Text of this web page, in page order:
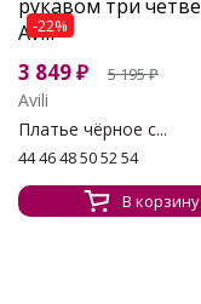
-22%
3 849₽ 5 195₽
Avili
Платье чёрное с...
44 46 48 50 52 54
В корзину